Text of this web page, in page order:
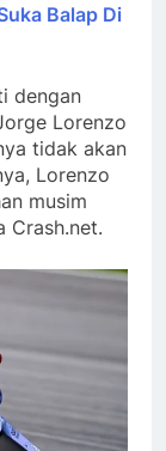
Balap Di
dengan
Lorenzo
tidak akan
Lorenzo
musim
Crash.net.